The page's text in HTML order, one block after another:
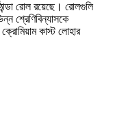
রোল রয়েছে। রোলগুলি
শ্রেণিবিন্যাসকে
কাস্ট লোহার